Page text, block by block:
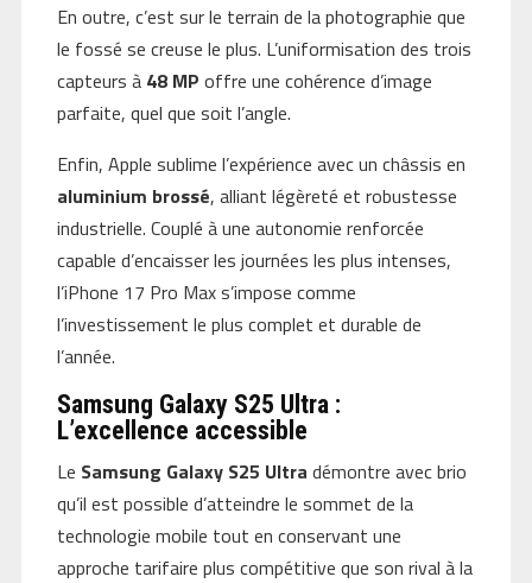
En outre, c’est sur le terrain de la photographie que
le fossé se creuse le plus. L’uniformisation des trois
capteurs à 48 MP offre une cohérence d’image
parfaite, quel que soit l’angle.
Enfin, Apple sublime l’expérience avec un châssis en
aluminium brossé, alliant légèreté et robustesse
industrielle. Couplé à une autonomie renforcée
capable d’encaisser les journées les plus intenses,
l’iPhone 17 Pro Max s’impose comme
l’investissement le plus complet et durable de
l’année.
Samsung Galaxy S25 Ultra :
L’excellence accessible
Le Samsung Galaxy S25 Ultra démontre avec brio
qu’il est possible d’atteindre le sommet de la
technologie mobile tout en conservant une
approche tarifaire plus compétitive que son rival à la